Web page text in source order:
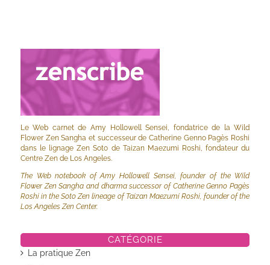
Le Web carnet de Amy Hollowell Sensei, fondatrice de la Wild
Flower Zen Sangha et successeur de Catherine Genno Pagès Roshi
dans le lignage Zen Soto de Taizan Maezumi Roshi, fondateur du
Centre Zen de Los Angeles.
The Web notebook of Amy Hollowell Sensei, founder of the Wild
Flower Zen Sangha and dharma successor of Catherine Genno Pagès
Roshi in the Soto Zen lineage of Taizan Maezumi Roshi, founder of the
Los Angeles Zen Center.
CATÉGORIE
La pratique Zen